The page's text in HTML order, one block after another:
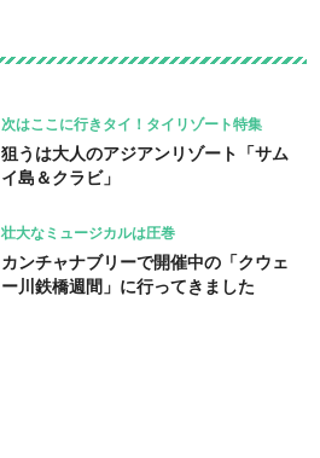
次はここに行きタイ！タイリゾート特集
狙うは大人のアジアンリゾート「サム
イ島＆クラビ」
壮大なミュージカルは圧巻
カンチャナブリーで開催中の「クウェ
ー川鉄橋週間」に行ってきました